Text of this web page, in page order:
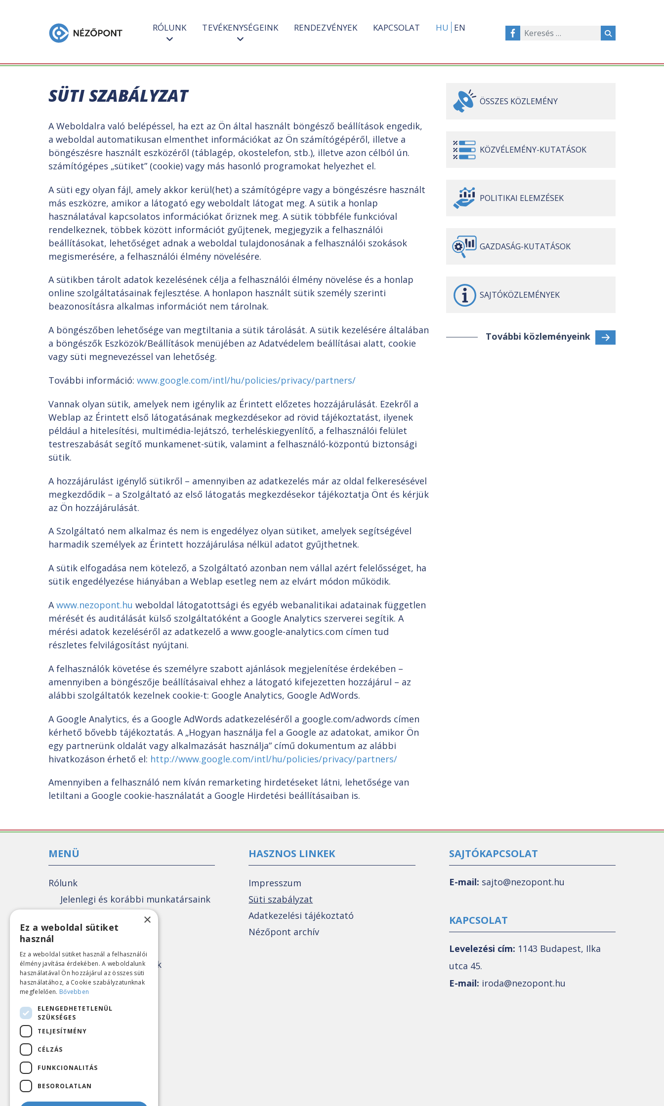
RÓLUNK TEVÉKENYSÉGEINK RENDEZVÉNYEK KAPCSOLAT HU EN
SÜTI SZABÁLYZAT
A Weboldalra való belépéssel, ha ezt az Ön által használt böngésző beállítások engedik,
a weboldal automatikusan elmenthet információkat az Ön számítógépéről, illetve a
böngészésre használt eszközéről (táblagép, okostelefon, stb.), illetve azon célból ún.
számítógépes „sütiket” (cookie) vagy más hasonló programokat helyezhet el.
A süti egy olyan fájl, amely akkor kerül(het) a számítógépre vagy a böngészésre használt
más eszközre, amikor a látogató egy weboldalt látogat meg. A sütik a honlap
használatával kapcsolatos információkat őriznek meg. A sütik többféle funkcióval
rendelkeznek, többek között információt gyűjtenek, megjegyzik a felhasználói
beállításokat, lehetőséget adnak a weboldal tulajdonosának a felhasználói szokások
megismerésére, a felhasználói élmény növelésére.
A sütikben tárolt adatok kezelésének célja a felhasználói élmény növelése és a honlap
online szolgáltatásainak fejlesztése. A honlapon használt sütik személy szerinti
beazonosításra alkalmas információt nem tárolnak.
A böngészőben lehetősége van megtiltania a sütik tárolását. A sütik kezelésére általában
a böngészők Eszközök/Beállítások menüjében az Adatvédelem beállításai alatt, cookie
vagy süti megnevezéssel van lehetőség.
További információ: www.google.com/intl/hu/policies/privacy/partners/
Vannak olyan sütik, amelyek nem igénylik az Érintett előzetes hozzájárulását. Ezekről a
Weblap az Érintett első látogatásának megkezdésekor ad rövid tájékoztatást, ilyenek
például a hitelesítési, multimédia-lejátszó, terheléskiegyenlítő, a felhasználói felület
testreszabását segítő munkamenet-sütik, valamint a felhasználó-központú biztonsági
sütik.
A hozzájárulást igénylő sütikről – amennyiben az adatkezelés már az oldal felkeresésével
megkezdődik – a Szolgáltató az első látogatás megkezdésekor tájékoztatja Önt és kérjük
az Ön hozzájárulását.
A Szolgáltató nem alkalmaz és nem is engedélyez olyan sütiket, amelyek segítségével
harmadik személyek az Érintett hozzájárulása nélkül adatot gyűjthetnek.
A sütik elfogadása nem kötelező, a Szolgáltató azonban nem vállal azért felelősséget, ha
sütik engedélyezése hiányában a Weblap esetleg nem az elvárt módon működik.
Awww.nezopont.hu weboldal látogatottsági és egyéb webanalitikai adatainak független
mérését és auditálását külső szolgáltatóként a Google Analytics szerverei segítik. A
mérési adatok kezeléséről az adatkezelő a www.google-analytics.com címen tud
részletes felvilágosítást nyújtani.
A felhasználók követése és személyre szabott ajánlások megjelenítése érdekében –
amennyiben a böngészője beállításaival ehhez a látogató kifejezetten hozzájárul – az
alábbi szolgáltatók kezelnek cookie-t: Google Analytics, Google AdWords.
A Google Analytics, és a Google AdWords adatkezeléséről a google.com/adwords címen
kérhető bővebb tájékoztatás. A „Hogyan használja fel a Google az adatokat, amikor Ön
egy partnerünk oldalát vagy alkalmazását használja” című dokumentum az alábbi
hivatkozáson érhető el: http://www.google.com/intl/hu/policies/privacy/partners/
Amennyiben a felhasználó nem kíván remarketing hirdetéseket látni, lehetősége van
letiltani a Google cookie-használatát a Google Hirdetési beállításaiban is.
ÖSSZES KÖZLEMÉNY
KÖZVÉLEMÉNY-KUTATÁSOK
POLITIKAI ELEMZÉSEK
GAZDASÁG-KUTATÁSOK
SAJTÓKÖZLEMÉNYEK
További közleményeink
MENÜ
Rólunk
Jelenlegi és korábbi munkatársaink
Tevékenységeink
Közvélemény-kutatások
Politikai elemzések
Gazdaságkutatások
Sajtóközlemények
Alapítvány
Rendezvények
HASZNOS LINKEK
Impresszum
Süti szabályzat
Adatkezelési tájékoztató
Nézőpont archív
SAJTÓKAPCSOLAT
E-mail: sajto@nezopont.hu
KAPCSOLAT
Levelezési cím: 1143 Budapest, Ilka
utca 45.
E-mail: iroda@nezopont.hu
×
Ez a weboldal sütiket
használ
Ez a weboldal sütiket használ a felhasználói
élmény javítása érdekében. A weboldalunk
használatával Ön hozzájárul az összes süti
használatához, a Cookie szabályzatunknak
megfelelően. Bővebben
ELENGEDHETETLENÜL
SZÜKSÉGES
TELJESÍTMÉNY
CÉLZÁS
FUNKCIONALITÁS
BESOROLATLAN